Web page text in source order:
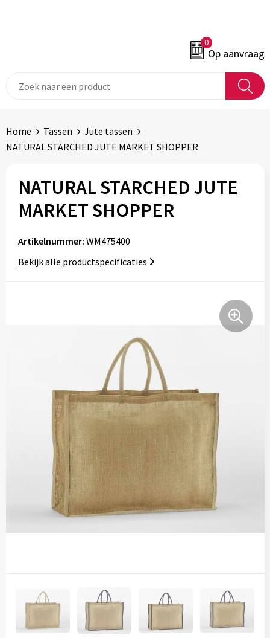
0
Op aanvraag
Home Tassen
Jute tassen
NATURAL STARCHED JUTE MARKET SHOPPER
NATURAL STARCHED JUTE
MARKET SHOPPER
Artikelnummer: WM475400
Bekijk alle productspecificaties